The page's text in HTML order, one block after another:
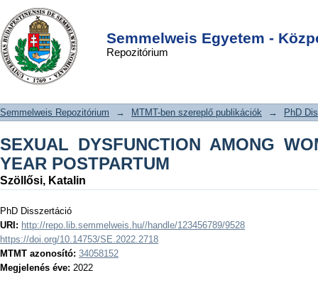
Semmelweis Egyetem -
Repozitórium
SEXUAL DYSFUNCTION AMONG
WOMEN IN THE FIRST YEAR
POSTPARTUM
DSpace/Manakin Repository
Semmelweis Repozitórium → MTMT-ben szereplő publikációk → PhD
SEXUAL DYSFUNCTION AMONG
YEAR POSTPARTUM
Szöllősi, Katalin
PhD Disszertáció
URI: http://repo.lib.semmelweis.hu//handle/123456789/9528
https://doi.org/10.14753/SE.2022.2718
MTMT azonosító: 34058152
Megjelenés éve: 2022